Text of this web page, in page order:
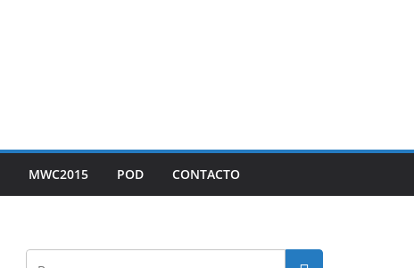
MWC2015 POD CONTACTO